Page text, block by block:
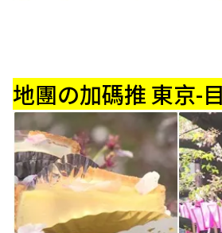
地團の加碼推 東京-